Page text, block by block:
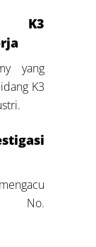
K3
yang
K3
No.